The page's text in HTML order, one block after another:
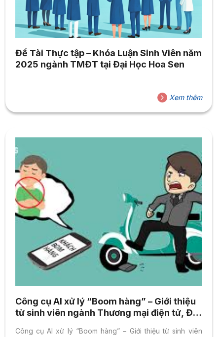
Đề Tài Thực tập – Khóa Luận Sinh Viên năm
2025 ngành TMĐT tại Đại Học Hoa Sen
Xem thêm
Công cụ AI xử lý “Boom hàng” – Giới thiệu
từ sinh viên ngành Thương mại điện tử, ĐH
Công cụ AI xử lý “Boom hàng” – Giới thiệu từ sinh viên